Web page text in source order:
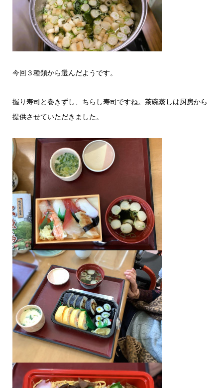
今回３種類から選んだようです。
握り寿司と巻きずし、ちらし寿司ですね。茶碗蒸しは厨房から
提供させていただきました。